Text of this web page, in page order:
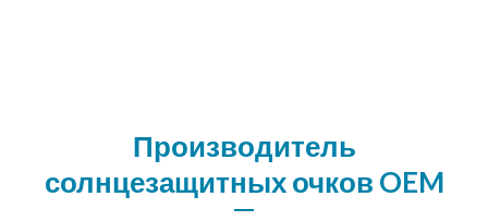
Производитель
солнцезащитных очков OEM